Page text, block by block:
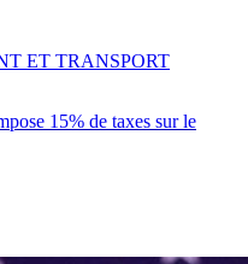
15% de taxes sur le
ET TRANSPORT